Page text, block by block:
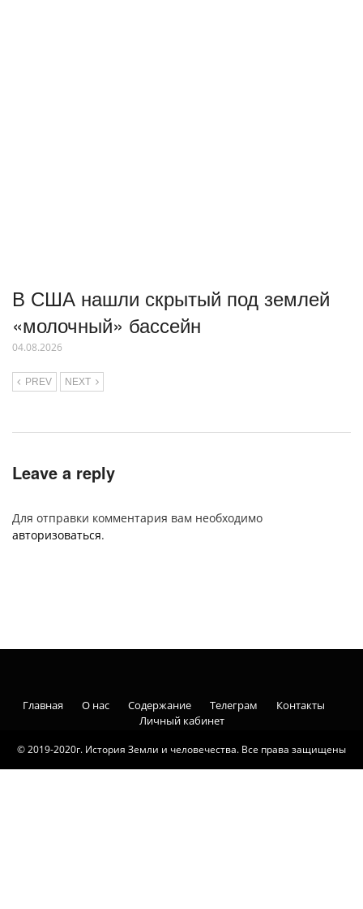
В США нашли скрытый под землей
«молочный» бассейн
04.08.2026
PREV NEXT
Leave a reply
Для отправки комментария вам необходимо
авторизоваться.
© 2019-2020г. История Земли и человечества. Все права защищены
Главная О нас Содержание Телеграм
Контакты
Личный кабинет